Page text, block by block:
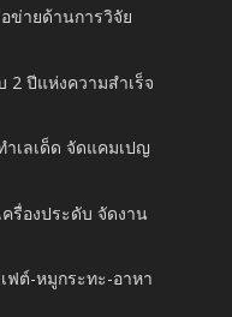
ข่ายด้านการวิจัย
2 ปีแห่งความสำเร็จ
เลเด็ด จัดแคมเปญ
รื่องประดับ จัดงาน
ฟต์-หมูกระทะ-อาหา